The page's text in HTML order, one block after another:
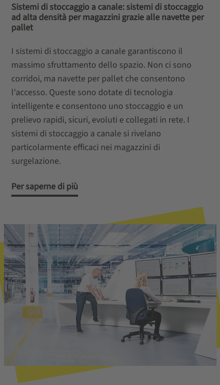
Sistemi di stoccaggio a canale: sistemi di stoccaggio
ad alta densità per magazzini grazie alle navette per
pallet
I sistemi di stoccaggio a canale garantiscono il
massimo sfruttamento dello spazio. Non ci sono
corridoi, ma navette per pallet che consentono
l'accesso. Queste sono dotate di tecnologia
intelligente e consentono uno stoccaggio e un
prelievo rapidi, sicuri, evoluti e collegati in rete. I
sistemi di stoccaggio a canale si rivelano
particolarmente efficaci nei magazzini di
surgelazione.
Per saperne di più